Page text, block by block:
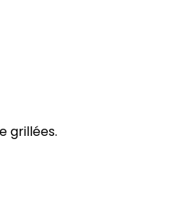
grillées.